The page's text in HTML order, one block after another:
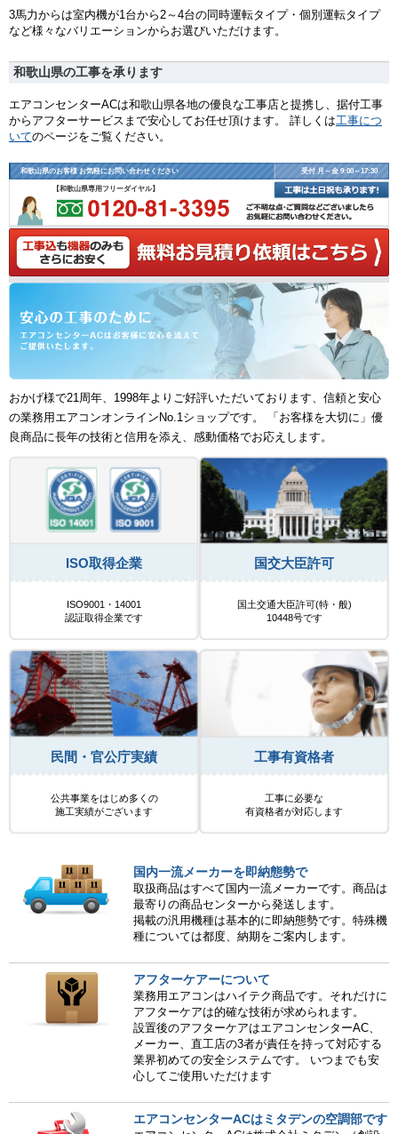
3馬力からは室内機が1台から2～4台の同時運転タイプ・個別運転タイプ
など様々なバリエーションからお選びいただけます。
和歌山県の工事を承ります
エアコンセンターACは和歌山県各地の優良な工事店と提携し、据付工事
からアフターサービスまで安心してお任せ頂けます。 詳しくは工事につ
いてのページをご覧ください。
和歌山県のお客様 お気軽にお問い合わせください 受付 月～金 9:00～17:30
【和歌山県専用フリーダイヤル】
おかげ様で21周年、1998年よりご好評いただいております、信頼と安心
の業務用エアコンオンラインNo.1ショップです。 「お客様を大切に」優
良商品に長年の技術と信用を添え、感動価格でお応えします。
ISO取得企業
ISO9001・14001
認証取得企業です
国交大臣許可
国土交通大臣許可(特・般)
10448号です
民間・官公庁実績
公共事業をはじめ多くの
施工実績がございます
工事有資格者
工事に必要な
有資格者が対応します
国内一流メーカーを即納態勢で
取扱商品はすべて国内一流メーカーです。商品は
最寄りの商品センターから発送します。
掲載の汎用機種は基本的に即納態勢です。特殊機
種については都度、納期をご案内します。
アフターケアーについて
業務用エアコンはハイテク商品です。それだけに
アフターケアは的確な技術が求められます。
設置後のアフターケアはエアコンセンターAC、
メーカー、直工店の3者が責任を持って対応する
業界初めての安全システムです。 いつまでも安
心してご使用いただけます
エアコンセンターACはミタデンの空調部です